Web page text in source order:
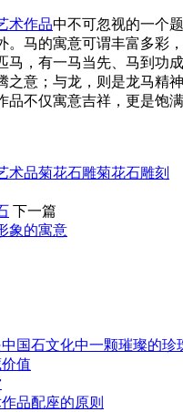
术作品中不可忽视的一个
。马的寓意可谓丰富多彩
马，有一马当先、马到功
之意；与龙，则是龙马精
品不仅寓意吉祥，更是饱
术品菊花石雕菊花石雕刻
下一篇
象的寓意
国石文化中一颗璀璨的珍
值
品配座的原则